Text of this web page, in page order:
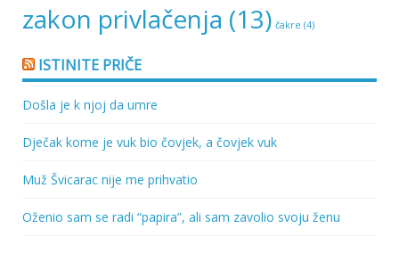
zakon privlačenja (13) čakre (4)
ISTINITE PRIČE
Došla je k njoj da umre
Dječak kome je vuk bio čovjek, a čovjek vuk
Muž Švicarac nije me prihvatio
Oženio sam se radi “papira”, ali sam zavolio svoju ženu